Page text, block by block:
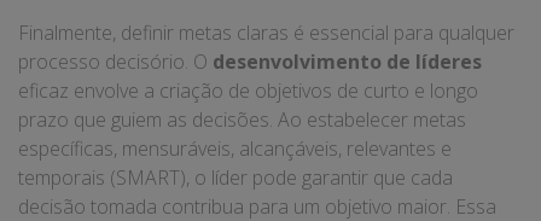
Finalmente, definir metas claras é essencial para qualquer
processo decisório. O desenvolvimento de líderes
eficaz envolve a criação de objetivos de curto e longo
prazo que guiem as decisões. Ao estabelecer metas
específicas, mensuráveis, alcançáveis, relevantes e
temporais (SMART), o líder pode garantir que cada
decisão tomada contribua para um objetivo maior. Essa